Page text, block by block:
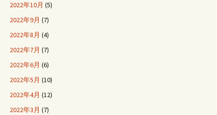
2022年10月 (5)
2022年9月 (7)
2022年8月 (4)
2022年7月 (7)
2022年6月 (6)
2022年5月 (10)
2022年4月 (12)
2022年3月 (7)